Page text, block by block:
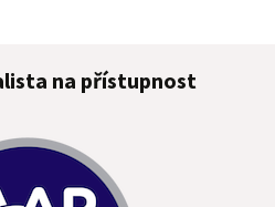
na přístupnost